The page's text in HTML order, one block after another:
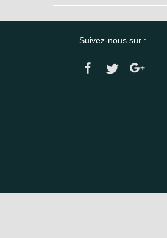
Suivez-nous sur :